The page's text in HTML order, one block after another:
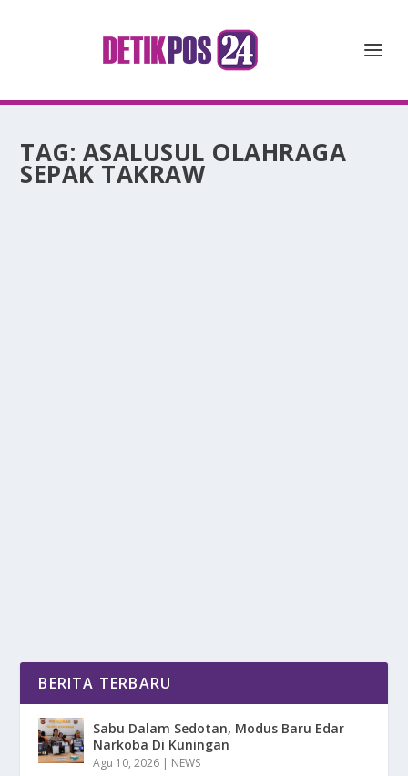
TAG: ASALUSUL OLAHRAGA
SEPAK TAKRAW
BERITA TERBARU
Sabu Dalam Sedotan, Modus Baru Edar
Narkoba Di Kuningan
Agu 10, 2026 | NEWS